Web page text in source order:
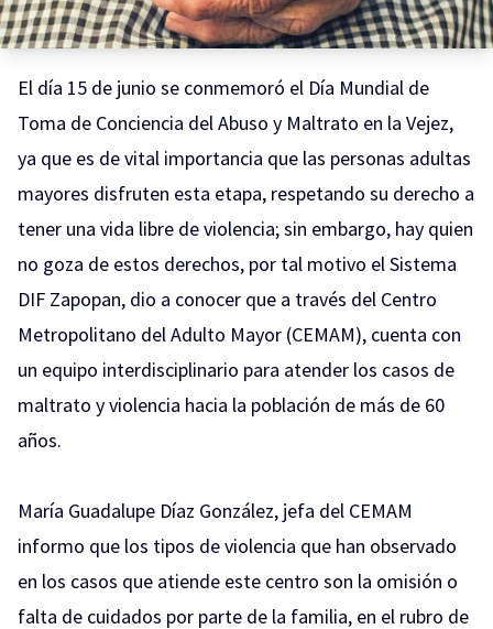
El día 15 de junio se conmemoró el Día Mundial de
Toma de Conciencia del Abuso y Maltrato en la Vejez,
ya que es de vital importancia que las personas adultas
mayores disfruten esta etapa, respetando su derecho a
tener una vida libre de violencia; sin embargo, hay quien
no goza de estos derechos, por tal motivo el Sistema
DIF Zapopan, dio a conocer que a través del Centro
Metropolitano del Adulto Mayor (CEMAM), cuenta con
un equipo interdisciplinario para atender los casos de
maltrato y violencia hacia la población de más de 60
años.
María Guadalupe Díaz González, jefa del CEMAM
informo que los tipos de violencia que han observado
en los casos que atiende este centro son la omisión o
falta de cuidados por parte de la familia, en el rubro de